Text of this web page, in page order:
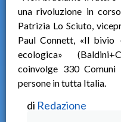
una rivoluzione in
Patrizia Lo Sciuto,
Paul Connett, «Il
ecologica»
coinvolge 330
persone in tutta Italia.
di Redazione